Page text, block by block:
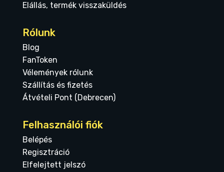
Elállás, termék visszaküldés
Rólunk
Blog
FanToken
Vélemények rólunk
Szállítás és fizetés
Átvételi Pont (Debrecen)
Felhasználói fiók
Belépés
Regisztráció
Elfelejtett jelszó